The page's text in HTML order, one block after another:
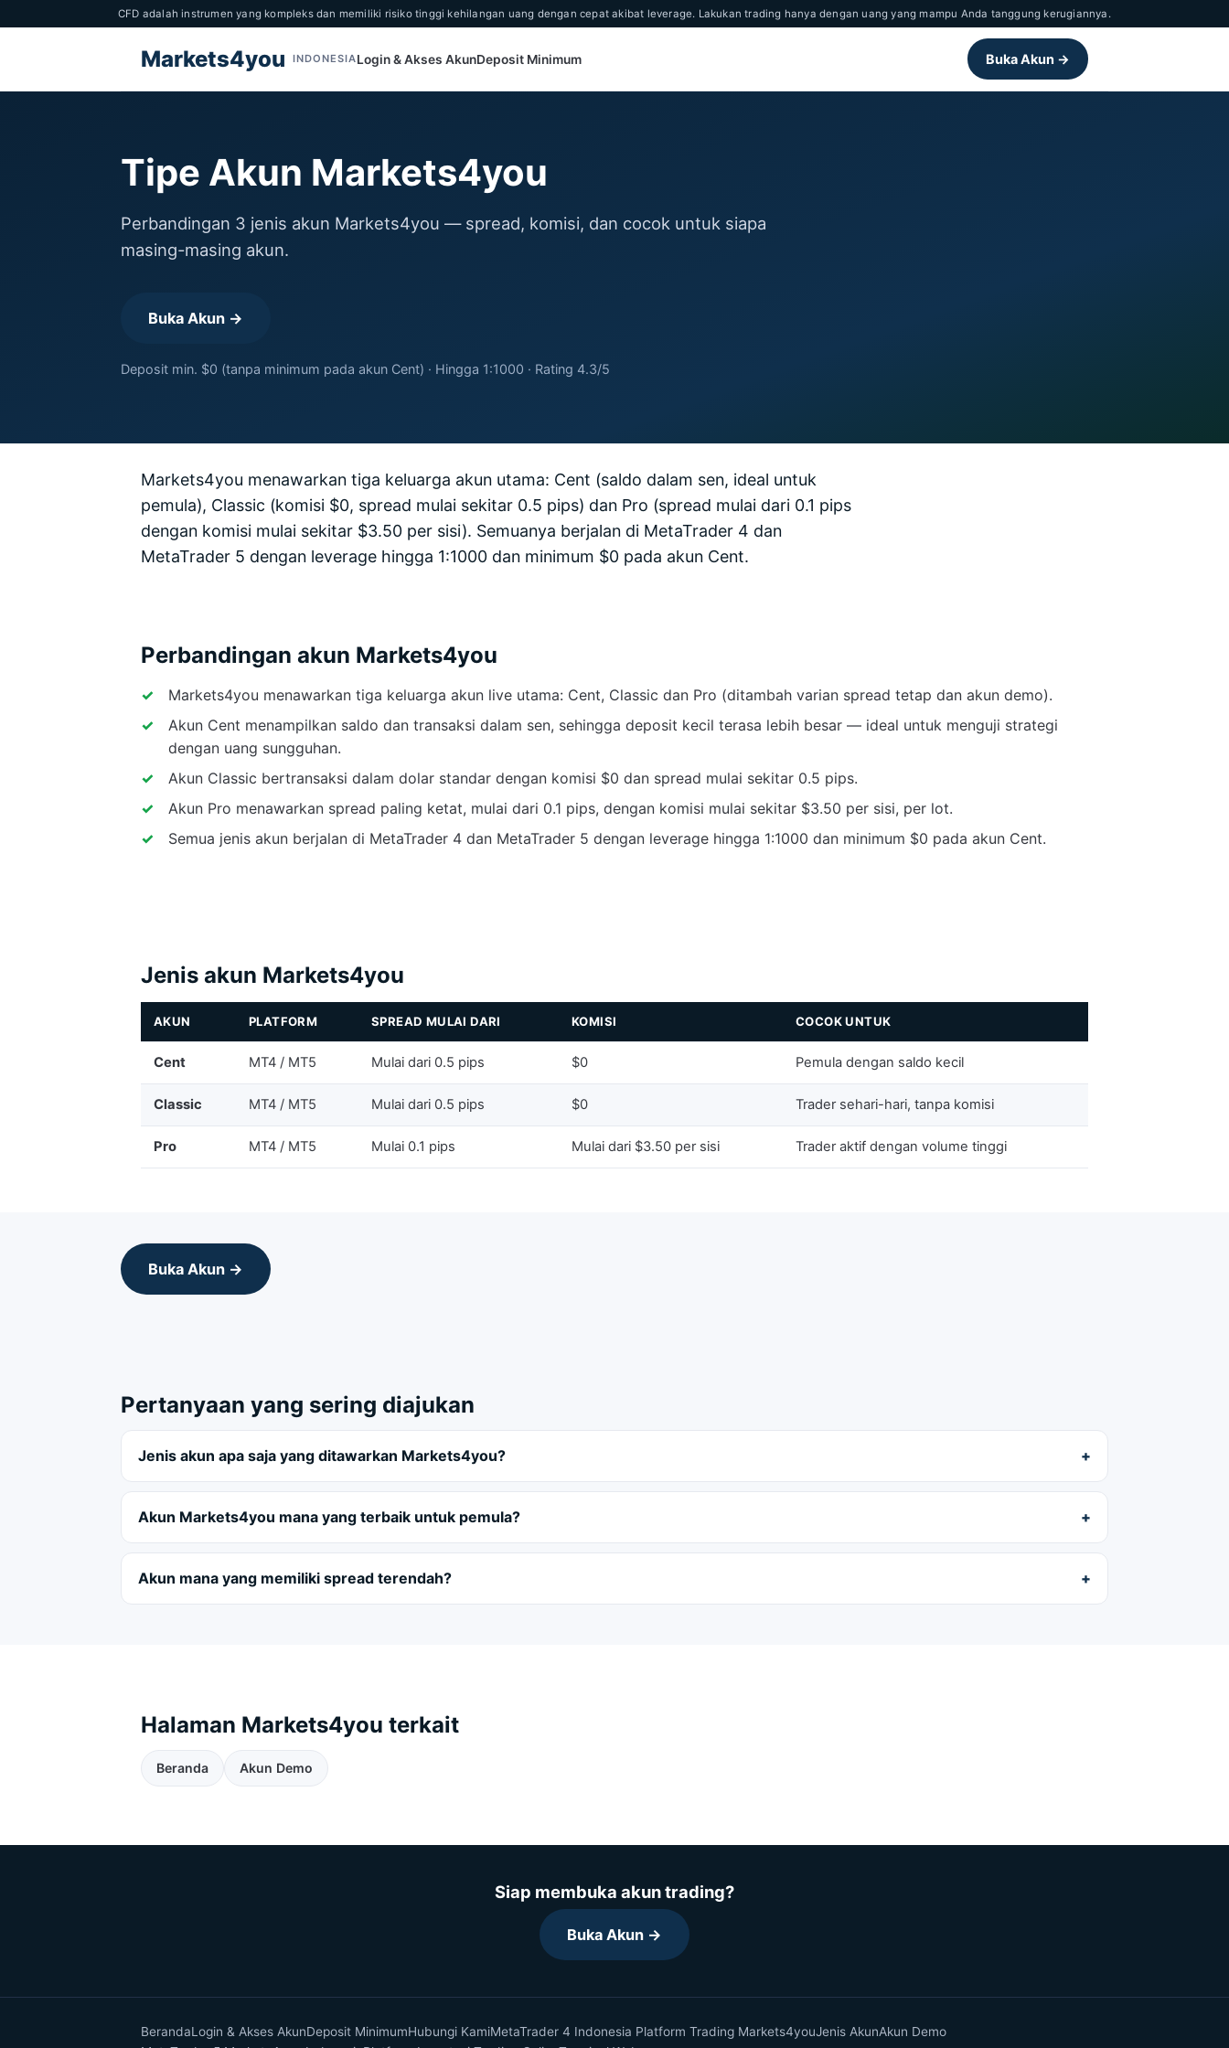
CFD adalah instrumen yang kompleks dan memiliki risiko tinggi kehilangan uang dengan cepat akibat leverage. Lakukan trading hanya dengan uang yang mampu Anda tanggung kerugiannya.
Markets4you INDONESIALogin & Akses AkunDeposit Minimum Buka Akun →
Tipe Akun Markets4you
Perbandingan 3 jenis akun Markets4you — spread, komisi, dan cocok untuk siapa
masing-masing akun.
Buka Akun →
Deposit min. $0 (tanpa minimum pada akun Cent) · Hingga 1:1000 · Rating 4.3/5
Markets4you menawarkan tiga keluarga akun utama: Cent (saldo dalam sen, ideal untuk
pemula), Classic (komisi $0, spread mulai sekitar 0.5 pips) dan Pro (spread mulai dari 0.1 pips
dengan komisi mulai sekitar $3.50 per sisi). Semuanya berjalan di MetaTrader 4 dan
MetaTrader 5 dengan leverage hingga 1:1000 dan minimum $0 pada akun Cent.
Perbandingan akun Markets4you
Markets4you menawarkan tiga keluarga akun live utama: Cent, Classic dan Pro (ditambah varian spread tetap dan akun demo).
Akun Cent menampilkan saldo dan transaksi dalam sen, sehingga deposit kecil terasa lebih besar — ideal untuk menguji strategi
dengan uang sungguhan.
Akun Classic bertransaksi dalam dolar standar dengan komisi $0 dan spread mulai sekitar 0.5 pips.
Akun Pro menawarkan spread paling ketat, mulai dari 0.1 pips, dengan komisi mulai sekitar $3.50 per sisi, per lot.
Semua jenis akun berjalan di MetaTrader 4 dan MetaTrader 5 dengan leverage hingga 1:1000 dan minimum $0 pada akun Cent.
Jenis akun Markets4you
AKUN PLATFORM SPREAD MULAI DARI KOMISI COCOK UNTUK
Cent MT4 / MT5 Mulai dari 0.5 pips $0 Pemula dengan saldo kecil
Classic MT4 / MT5 Mulai dari 0.5 pips $0 Trader sehari-hari, tanpa komisi
Pro MT4 / MT5 Mulai 0.1 pips Mulai dari $3.50 per sisi Trader aktif dengan volume tinggi
Buka Akun →
Pertanyaan yang sering diajukan
Jenis akun apa saja yang ditawarkan Markets4you?
Akun Markets4you mana yang terbaik untuk pemula?
Akun mana yang memiliki spread terendah?
Halaman Markets4you terkait
Beranda Akun Demo
Siap membuka akun trading?
Buka Akun →
BerandaLogin & Akses AkunDeposit MinimumHubungi KamiMetaTrader 4 Indonesia Platform Trading Markets4youJenis AkunAkun Demo